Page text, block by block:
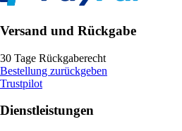
Versand und Rückgabe
30 Tage Rückgaberecht
Bestellung zurückgeben
Trustpilot
Dienstleistungen